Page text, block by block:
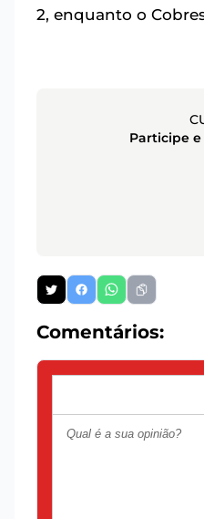
2, enquanto o
Participe
Comentários: